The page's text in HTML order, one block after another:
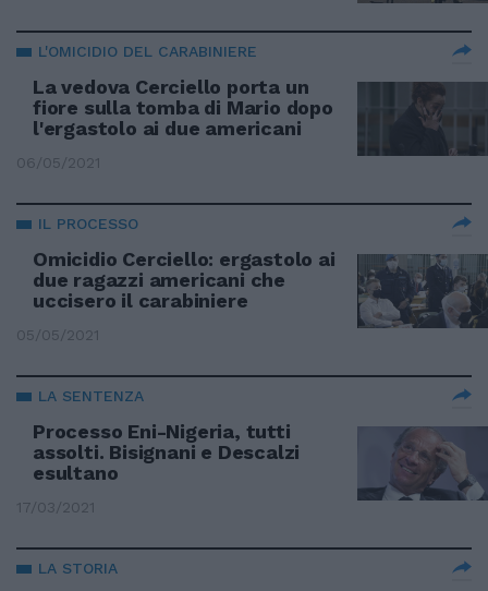
L'OMICIDIO DEL CARABINIERE
La vedova Cerciello porta un
fiore sulla tomba di Mario dopo
l'ergastolo ai due americani
06/05/2021
IL PROCESSO
Omicidio Cerciello: ergastolo ai
due ragazzi americani che
uccisero il carabiniere
05/05/2021
LA SENTENZA
Processo Eni-Nigeria, tutti
assolti. Bisignani e Descalzi
esultano
17/03/2021
LA STORIA